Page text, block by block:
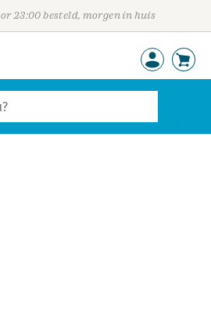
23:00 besteld, morgen in huis